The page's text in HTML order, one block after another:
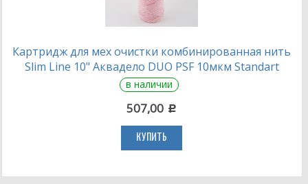
Картридж для мех очистки комбинированная нить
Slim Line 10" Аквадело DUO PSF 10мкм Standart
в наличии
507,00 c
КУПИТЬ